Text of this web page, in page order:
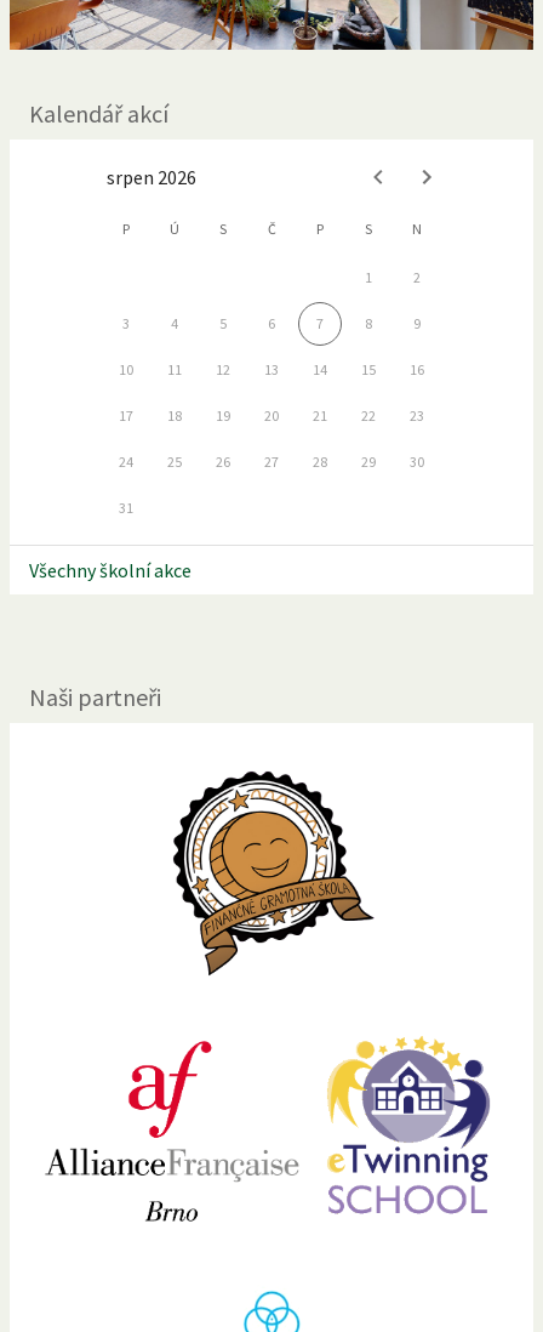
Kalendář akcí
srpen 2026
P Ú S Č P S N
1 2
3 4 5 6 7 8 9
10 11 12 13 14 15 16
17 18 19 20 21 22 23
24 25 26 27 28 29 30
31
Všechny školní akce
Naši partneři